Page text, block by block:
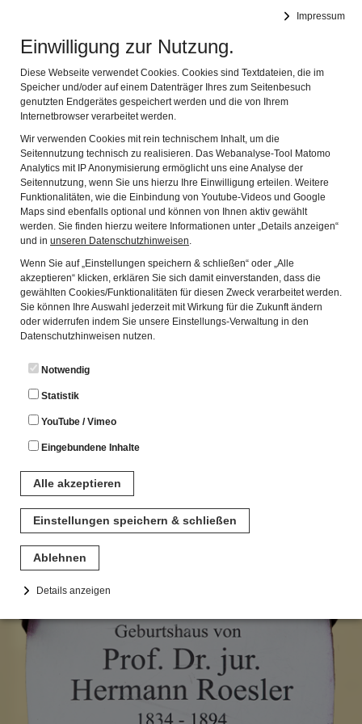
Impressum
Einwilligung zur Nutzung.
Diese Webseite verwendet Cookies. Cookies sind Textdateien, die im
Speicher und/oder auf einem Datenträger Ihres zum Seitenbesuch
genutzten Endgerätes gespeichert werden und die von Ihrem
Internetbrowser verarbeitet werden.
Wir verwenden Cookies mit rein technischem Inhalt, um die
Seitennutzung technisch zu realisieren. Das Webanalyse-Tool Matomo
Analytics mit IP Anonymisierung ermöglicht uns eine Analyse der
Seitennutzung, wenn Sie uns hierzu Ihre Einwilligung erteilen. Weitere
Funktionalitäten, wie die Einbindung von Youtube-Videos und Google
Maps sind ebenfalls optional und können von Ihnen aktiv gewählt
werden. Sie finden hierzu weitere Informationen unter „Details anzeigen“
und in unseren Datenschutzhinweisen.
Wenn Sie auf „Einstellungen speichern & schließen“ oder „Alle
akzeptieren“ klicken, erklären Sie sich damit einverstanden, dass die
gewählten Cookies/Funktionalitäten für diesen Zweck verarbeitet werden.
Sie können Ihre Auswahl jederzeit mit Wirkung für die Zukunft ändern
oder widerrufen indem Sie unsere Einstellungs-Verwaltung in den
Datenschutzhinweisen nutzen.
Notwendig
Statistik
YouTube / Vimeo
Eingebundene Inhalte
Alle akzeptieren
Einstellungen speichern & schließen
Ablehnen
Details anzeigen
Notwendig
Diese Cookies sind für den Betrieb der Seite unbedingt notwendig.
Hierbei werden keinerlei personenbezogenen Daten gespeichert.
Lediglich eine anonyme Session-ID wird hinterlegt.
Altstadtbummel - von Punkt zu Punkt
Laufer Stadtgeschichte an der Pegnitz
Wenzelburg
Reichel´sche Schleif
Felsenkeller
Felsenkeller interaktiv
Turmstube interaktiv
Forsthaus an der Burg
Altstadtbummel - Schild
16